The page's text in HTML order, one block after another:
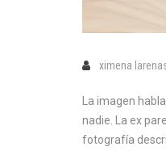
ximena
La imagen
nadie. La ex
fotografía